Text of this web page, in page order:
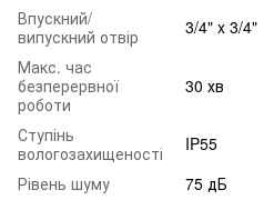
Впускний/
випускний отвір
3/4" x 3/4"
Макс. час
безперервної
роботи
30 хв
Ступінь
вологозахищеності
IP55
Рівень шуму
75 дБ